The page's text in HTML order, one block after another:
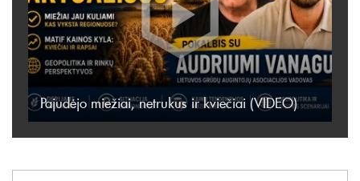
Pajudėjo miežiai, netrukus ir kviečiai (VIDEO)